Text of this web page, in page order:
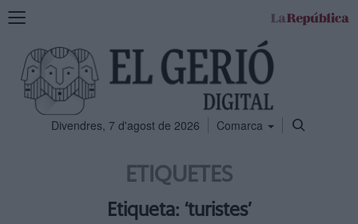
Mostra
navegació
Divendres, 7 d'agost de 2026 Comarca
ETIQUETES
Etiqueta: ‘turistes’